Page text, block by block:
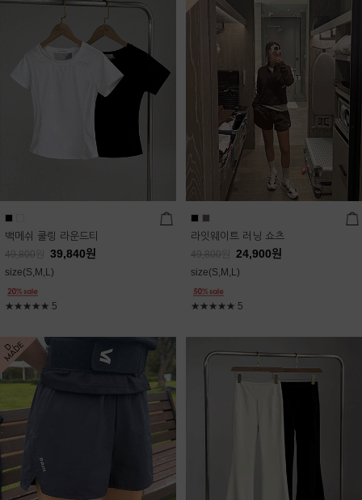
백메쉬 쿨링 라운드티
49,800 39,840원
size(S,M,L)
★★★★★ 5
라잇웨이트 러닝 쇼츠
49,800 24,900원
size(S,M,L)
★★★★★ 5